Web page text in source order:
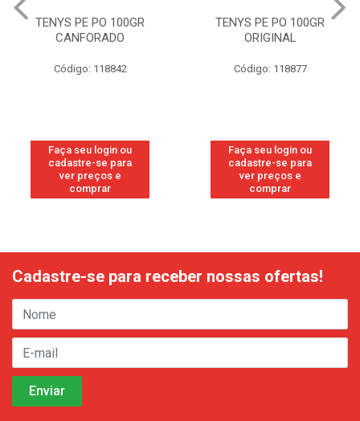
TENYS PE PO 100GR
CANFORADO
Código: 118842
Faça seu login ou
cadastre-se para
ver preços e
comprar
TENYS PE PO 100GR
ORIGINAL
Código: 118877
Faça seu login ou
cadastre-se para
ver preços e
comprar
Cadastre-se para receber nossas ofertas!